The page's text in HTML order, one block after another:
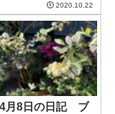
気持ちいい日がいつま
くれたら、と願った
でも、毎日快晴だと
がわから...
2020.10.22
月8日の日記 ブ